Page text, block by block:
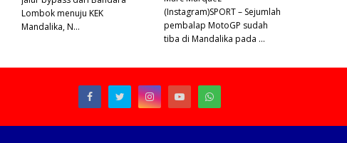
Lombok menuju KEK
Mandalika, N…
(Instagram)SPORT – Sejumlah
pembalap MotoGP sudah
tiba di Mandalika pada …